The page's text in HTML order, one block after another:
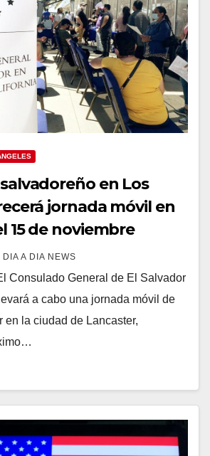
en Los
jornada móvil en
15 de noviembre
DIA A DIA NEWS
Consulado General de El Salvador
a cabo una jornada móvil de
en la ciudad de Lancaster,